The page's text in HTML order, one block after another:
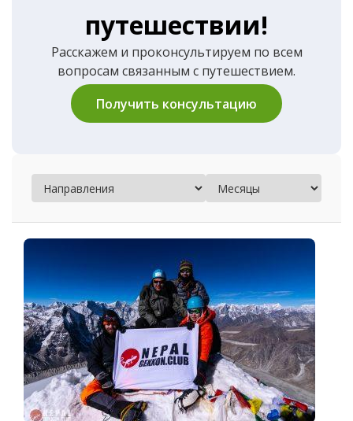
путешествии!
Расскажем и проконсультируем по всем
вопросам связанным с путешествием.
Получить консультацию